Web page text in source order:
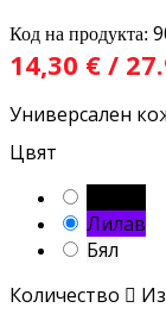
Код на продукта:
14,30 € /
Универсален
Цвят
Лилав
Бял
Количество 